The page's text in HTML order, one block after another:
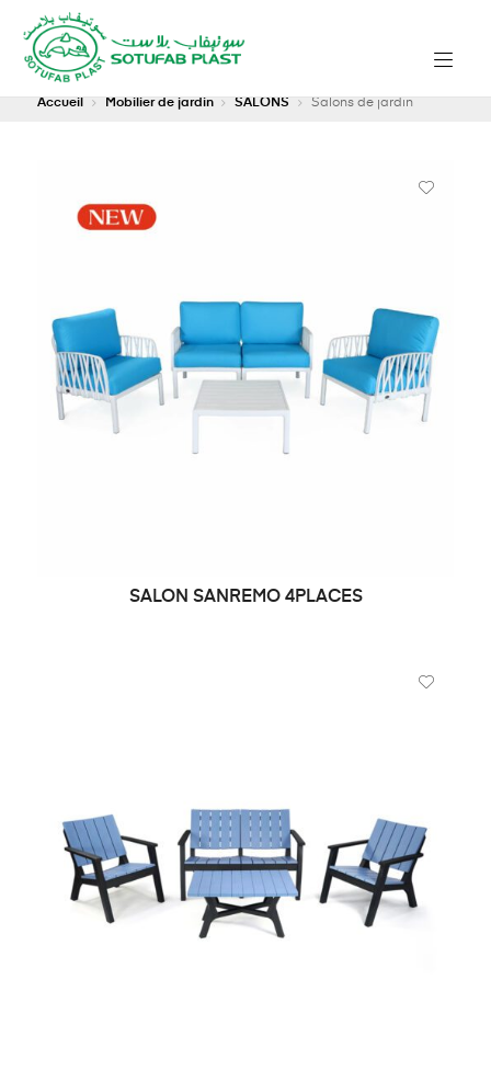
Accueil Mobilier de jardin SALONS Salons de jardin
SALON SANREMO 4PLACES